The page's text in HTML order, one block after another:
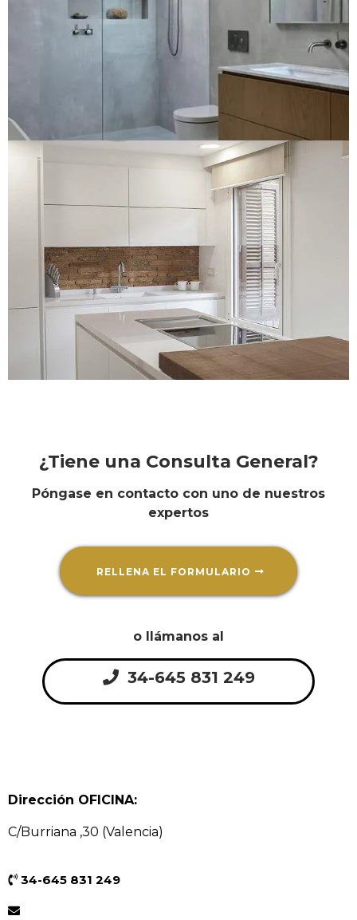
¿Tiene una Consulta General?
Póngase en contacto con uno de nuestros
expertos
RELLENA EL FORMULARIO
o llámanos al
34-645 831 249
Dirección OFICINA:
C/Burriana ,30 (Valencia)
34-645 831 249